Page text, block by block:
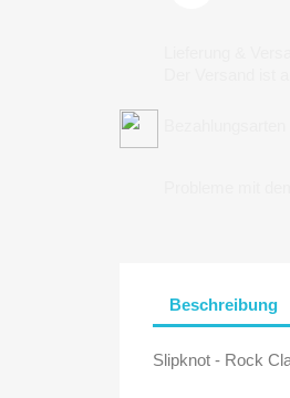
Beschreibung
Slipknot - Rock